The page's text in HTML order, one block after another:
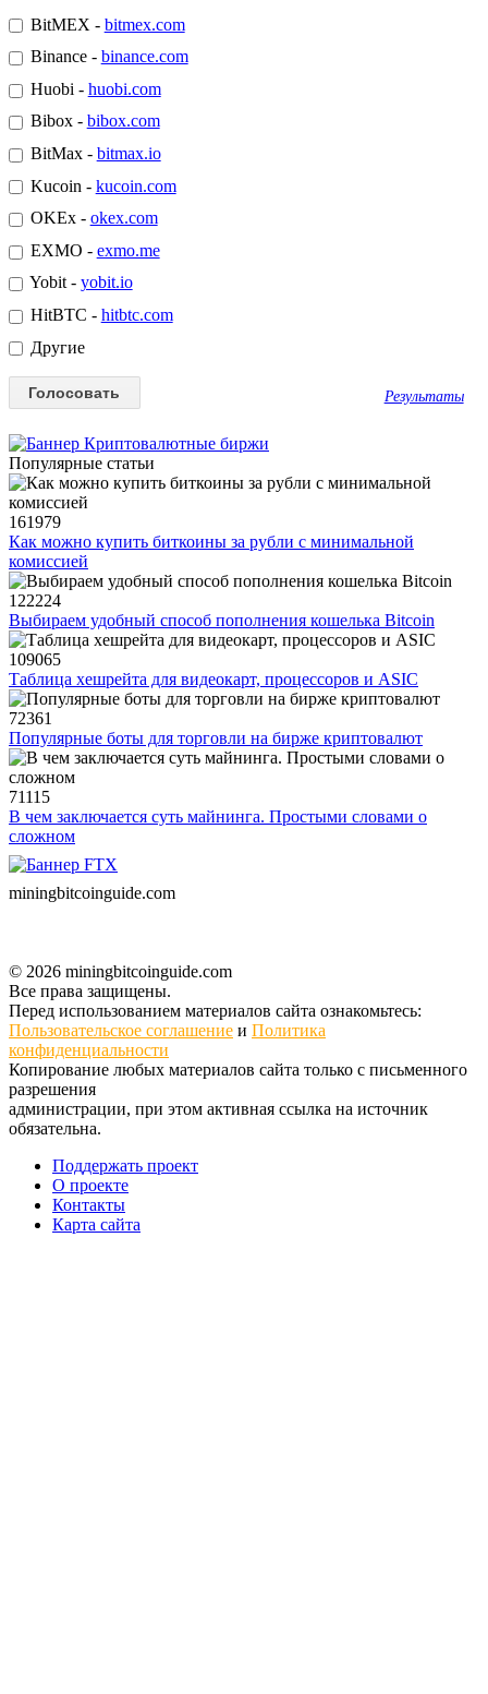
BitMEX - bitmex.com
Binance - binance.com
Huobi - huobi.com
Bibox - bibox.com
BitMax - bitmax.io
Kucoin - kucoin.com
OKEx - okex.com
EXMO - exmo.me
Yobit - yobit.io
HitBTC - hitbtc.com
Другие
Результаты
Популярные статьи
161979
Как можно купить биткоины за рубли с минимальной
комиссией
122224
Выбираем удобный способ пополнения кошелька Bitcoin
109065
Таблица хешрейта для видеокарт, процессоров и ASIC
72361
Популярные боты для торговли на бирже криптовалют
71115
В чем заключается суть майнинга. Простыми словами о
сложном
miningbitcoinguide.com
© 2026 miningbitcoinguide.com
Все права защищены.
Перед использованием материалов сайта ознакомьтесь:
Пользовательское соглашение и Политика
конфиденциальности
Копирование любых материалов сайта только с письменного
разрешения
администрации, при этом активная ссылка на источник
обязательна.
Поддержать проект
О проекте
Контакты
Карта сайта